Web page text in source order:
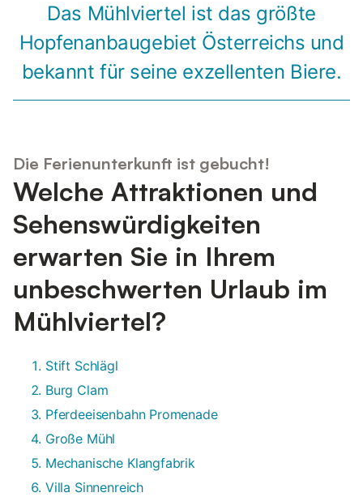
Das Mühlviertel ist das größte
Hopfenanbaugebiet Österreichs und
bekannt für seine exzellenten Biere.
Die Ferienunterkunft ist gebucht!
Welche Attraktionen und
Sehenswürdigkeiten
erwarten Sie in Ihrem
unbeschwerten Urlaub im
Mühlviertel?
Stift Schlägl
Burg Clam
Pferdeeisenbahn Promenade
Große Mühl
Mechanische Klangfabrik
Villa Sinnenreich